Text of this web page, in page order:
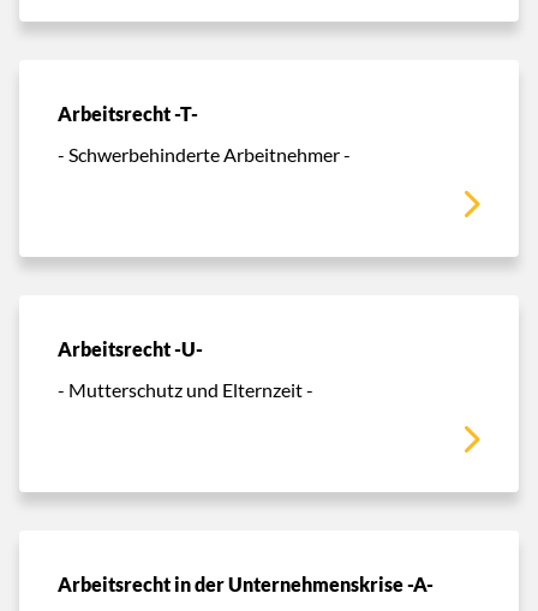
Arbeitsrecht -T-
- Schwerbehinderte Arbeitnehmer -
Arbeitsrecht -U-
- Mutterschutz und Elternzeit -
Arbeitsrecht in der Unternehmenskrise -A-